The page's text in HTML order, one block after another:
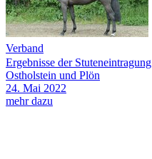
Verband
Ergebnisse der
Ostholstein und Plön
24. Mai 2022
mehr dazu